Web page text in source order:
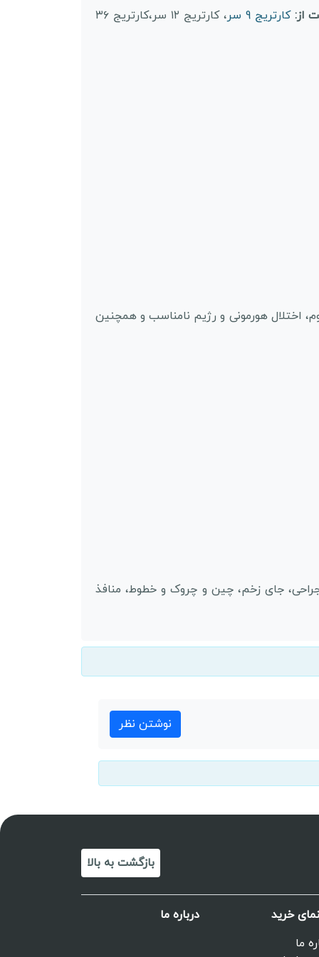
از: کارتریج 9 سر ، کارتریج ۱۲ سر،کارتریج ۳۶
اختلال هورمونی و رژیم نامناسب و همچنین
جای زخم، چین و چروک و خطوط، منافذ
نوشتن نظر
بازگشت به بالا
خرید
ما
درباره ما